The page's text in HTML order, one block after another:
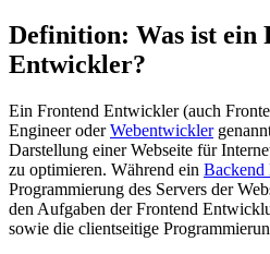
Definition: Was ist ein
Entwickler?
Ein Frontend Entwickler (auch
Engineer oderWebentwickler
Darstellung einer Webseite für
zu optimieren. Während ein
Programmierung des Servers der
den Aufgaben der Frontend
sowie die clientseitige